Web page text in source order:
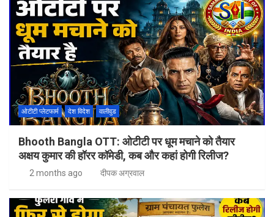
ओटीटी प्लेटफार्म देश विदेश वालीवुड
Bhooth Bangla OTT: ओटीटी पर धूम मचाने को तैयार
अक्षय कुमार की हॉरर कॉमेडी, कब और कहां होगी रिलीज?
2 months ago दीपक अग्रवाल